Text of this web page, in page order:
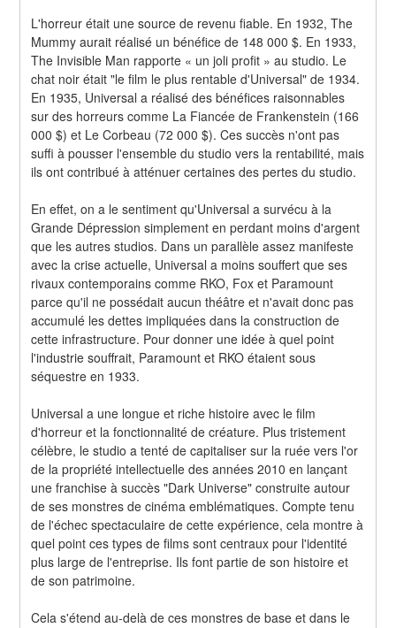
L'horreur était une source de revenu fiable. En 1932, The
Mummy aurait réalisé un bénéfice de 148 000 $. En 1933,
The Invisible Man rapporte « un joli profit » au studio. Le
chat noir était "le film le plus rentable d'Universal" de 1934.
En 1935, Universal a réalisé des bénéfices raisonnables
sur des horreurs comme La Fiancée de Frankenstein (166
000 $) et Le Corbeau (72 000 $). Ces succès n'ont pas
suffi à pousser l'ensemble du studio vers la rentabilité, mais
ils ont contribué à atténuer certaines des pertes du studio.
En effet, on a le sentiment qu'Universal a survécu à la
Grande Dépression simplement en perdant moins d'argent
que les autres studios. Dans un parallèle assez manifeste
avec la crise actuelle, Universal a moins souffert que ses
rivaux contemporains comme RKO, Fox et Paramount
parce qu'il ne possédait aucun théâtre et n'avait donc pas
accumulé les dettes impliquées dans la construction de
cette infrastructure. Pour donner une idée à quel point
l'industrie souffrait, Paramount et RKO étaient sous
séquestre en 1933.
Universal a une longue et riche histoire avec le film
d'horreur et la fonctionnalité de créature. Plus tristement
célèbre, le studio a tenté de capitaliser sur la ruée vers l'or
de la propriété intellectuelle des années 2010 en lançant
une franchise à succès "Dark Universe" construite autour
de ses monstres de cinéma emblématiques. Compte tenu
de l'échec spectaculaire de cette expérience, cela montre à
quel point ces types de films sont centraux pour l'identité
plus large de l'entreprise. Ils font partie de son histoire et
de son patrimoine.
Cela s'étend au-delà de ces monstres de base et dans le